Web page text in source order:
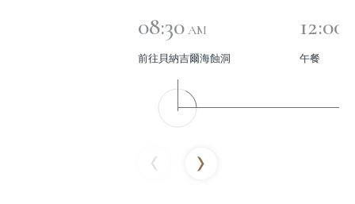
08:30 AM
前往貝納吉爾海蝕洞
12:00
午餐